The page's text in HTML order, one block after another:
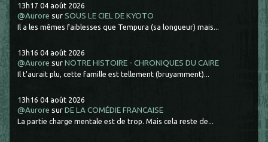
13h17 04 août 2026
@Aurore surSOUS LE CIEL DE KYOTO
Il a les mêmes faiblesses que Tempura (sa longueur) mais...
13h16 04 août 2026
@Aurore surNOTRE HISTOIRE - CHRONIQUES DU CAIRE
Il t'aurait plu, cette famille est tellement (bruyamment)...
13h16 04 août 2026
@Aurore surDE LA COMÉDIE FRANCAISE
La partie charge mentale est de trop. Mais cela reste de...